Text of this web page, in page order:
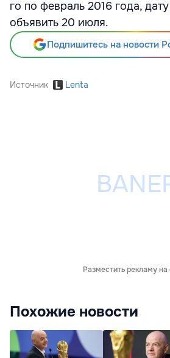
го по февраль 2016 года,
объявить 20 июля.
Подпишитесь на новости
Источник Lenta
Разместить рекламу на
Похожие новости